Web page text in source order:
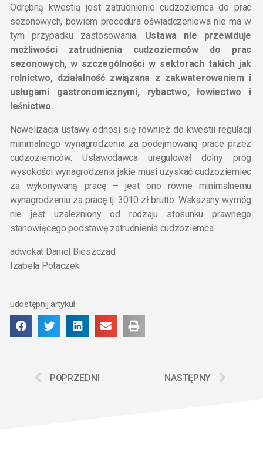
Odrębną kwestią jest zatrudnienie cudzoziemca do prac
sezonowych, bowiem procedura oświadczeniowa nie ma w
tym przypadku zastosowania. Ustawa nie przewiduje
możliwości zatrudnienia cudzoziemców do prac
sezonowych, w szczególności w sektorach takich jak
rolnictwo, działalność związana z zakwaterowaniem i
usługami gastronomicznymi, rybactwo, łowiectwo i
leśnictwo.
Nowelizacja ustawy odnosi się również do kwestii regulacji
minimalnego wynagrodzenia za podejmowaną prace przez
cudzoziemców. Ustawodawca uregulował dolny próg
wysokości wynagrodzenia jakie musi uzyskać cudzoziemiec
za wykonywaną pracę – jest ono równe minimalnemu
wynagrodzeniu za pracę tj. 3010 zł brutto. Wskazany wymóg
nie jest uzależniony od rodzaju stosunku prawnego
stanowiącego podstawę zatrudnienia cudzoziemca.
adwokat Daniel Bieszczad
Izabela Potaczek
udostępnij artykuł
POPRZEDNI NASTĘPNY